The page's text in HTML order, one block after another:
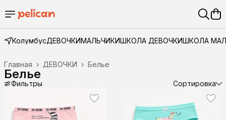
КолумбусДЕВОЧКИМАЛЬЧИКИШКОЛА ДЕВОЧКИШКОЛА
Белье
ДЕВОЧКИ ›
Главная ›
Белье
Фильтры Сортировка